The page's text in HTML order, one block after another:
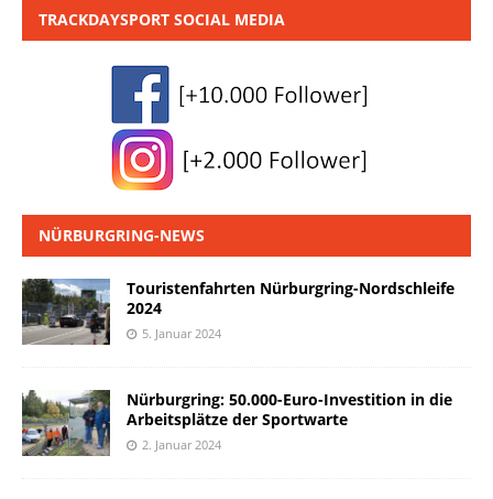
TRACKDAYSPORT SOCIAL MEDIA
NÜRBURGRING-NEWS
Touristenfahrten Nürburgring-Nordschleife
2024
5. Januar 2024
Nürburgring: 50.000-Euro-Investition in die
Arbeitsplätze der Sportwarte
2. Januar 2024